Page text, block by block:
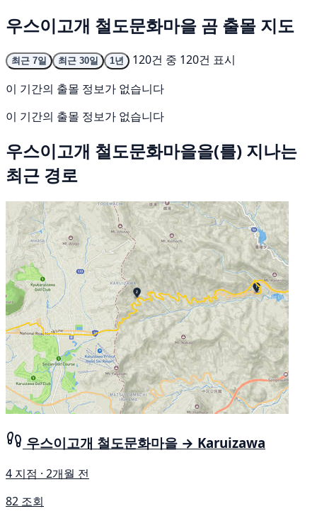
우스이고개 철도문화마을 곰 출몰 지도
최근 7일 최근 30일 1년
120건 중 120건 표시
이 기간의 출몰 정보가 없습니다
이 기간의 출몰 정보가 없습니다
우스이고개 철도문화마을을(를) 지나는
최근 경로
우스이고개 철도문화마을 → Karuizawa
4 지점 · 2개월 전
82 조회